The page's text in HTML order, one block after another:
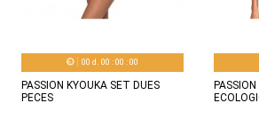
00 d. 00 :00 :00
PASSION KYOUKA SET DUES
PECES